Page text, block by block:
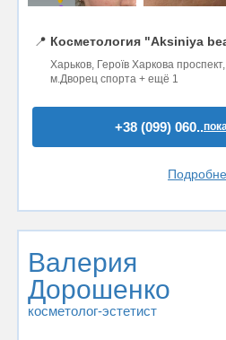
📍 Косметология "Aksiniya
Харьков, Героїв Харкова
м.Дворец спорта + ещё 1
+38 (099) 060..
Валерия
Дорошенко
косметолог-эстетист